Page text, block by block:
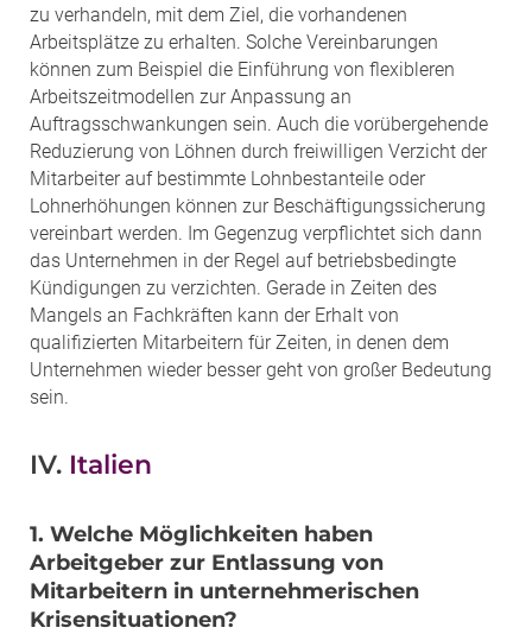
zu verhandeln, mit dem Ziel, die vorhandenen
Arbeitsplätze zu erhalten. Solche Vereinbarungen
können zum Beispiel die Einführung von flexibleren
Arbeitszeitmodellen zur Anpassung an
Auftragsschwankungen sein. Auch die vorübergehende
Reduzierung von Löhnen durch freiwilligen Verzicht der
Mitarbeiter auf bestimmte Lohnbestanteile oder
Lohnerhöhungen können zur Beschäftigungssicherung
vereinbart werden. Im Gegenzug verpflichtet sich dann
das Unternehmen in der Regel auf betriebsbedingte
Kündigungen zu verzichten. Gerade in Zeiten des
Mangels an Fachkräften kann der Erhalt von
qualifizierten Mitarbeitern für Zeiten, in denen dem
Unternehmen wieder besser geht von großer Bedeutung
sein.
IV. Italien
1. Welche Möglichkeiten haben
Arbeitgeber zur Entlassung von
Mitarbeitern in unternehmerischen
Krisensituationen?